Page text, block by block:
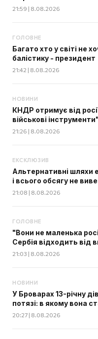
21:59 | 8.08.2026
ГОЛОВНЕ
Багато хто у світі не
балістику - президент
21:42 | 8.08.2026
НОВИНИ
КНДР отримує від
військові
21:26 | 8.08.2026
ЕКСКЛЮЗИВ
Альтернативні шляхи
і всього обсягу не
21:08 | 8.08.2026
ГОЛОВНЕ
"Вони не маленька
Сербія відходить від
21:03 | 8.08.2026
НОВИНИ
У Броварах 13-річну
потязі: в якому вона
20:27 | 8.08.2026